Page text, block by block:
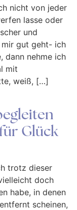
nicht von jeder
lasse oder
und
mir gut geht- ich
dann nehme ich
mit
weiß, […]
Glück
trotz dieser
doch
habe, in denen
scheinen,